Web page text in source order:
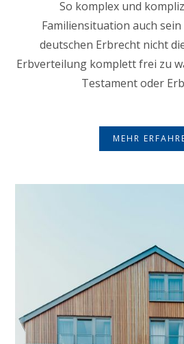
So komplex und
Familiensituation auch
deutschen Erbrecht nicht
Erbverteilung komplett frei zu
Testament oder
MEHR